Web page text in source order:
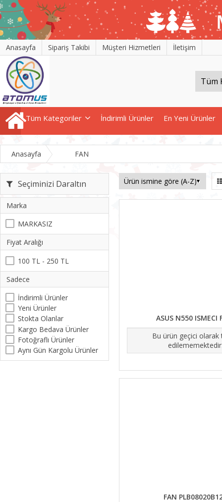
Anasayfa Sipariş Takibi Müşteri Hizmetleri İletişim
Tüm Kategoriler İndirimli Ürünler En Yeni Ürünler
Anasayfa FAN
Seçiminizi Daraltın
Marka
MARKASIZ
Fiyat Aralığı
100 TL - 250 TL
Sadece
İndirimli Ürünler
Yeni Ürünler
Stokta Olanlar
Kargo Bedava Ürünler
Fotoğraflı Ürünler
Aynı Gün Kargolu Ürünler
ASUS N550 ISMECI
Bu ürün geçici olarak
FAN